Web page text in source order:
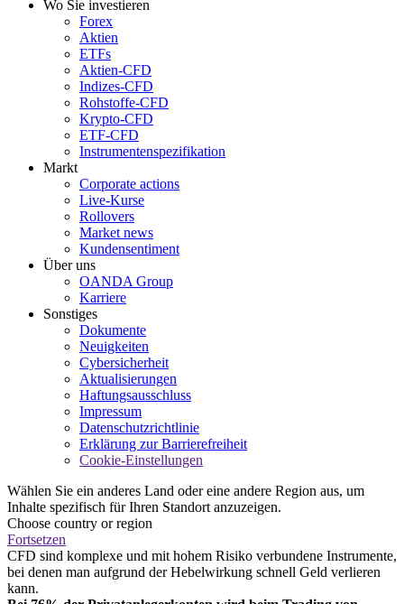
Wo Sie investieren
Forex
Aktien
ETFs
Aktien-CFD
Indizes-CFD
Rohstoffe-CFD
Krypto-CFD
ETF-CFD
Instrumentenspezifikation
Markt
Corporate actions
Live-Kurse
Rollovers
Market news
Kundensentiment
Über uns
OANDA Group
Karriere
Sonstiges
Dokumente
Neuigkeiten
Cybersicherheit
Aktualisierungen
Haftungsausschluss
Impressum
Datenschutzrichtlinie
Erklärung zur Barrierefreiheit
Cookie-Einstellungen
Wählen Sie ein anderes Land oder eine andere Region aus, um
Inhalte spezifisch für Ihren Standort anzuzeigen.
Choose country or region
Fortsetzen
CFD sind komplexe und mit hohem Risiko verbundene Instrumente,
bei denen man aufgrund der Hebelwirkung schnell Geld verlieren
kann.